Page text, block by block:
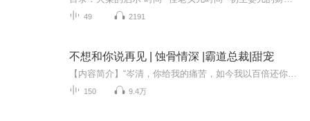
49 2191
不想和你说再见 | 蚀骨情深 |霸道总裁|甜宠
150 9.4万